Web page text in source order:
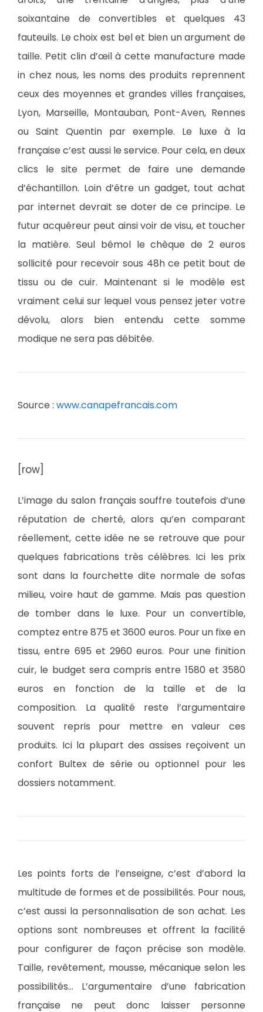
soixantaine de convertibles et quelques 43
fauteuils. Le choix est bel et bien un argument de
taille. Petit clin d’œil à cette manufacture made
in chez nous, les noms des produits reprennent
ceux des moyennes et grandes villes françaises,
Lyon, Marseille, Montauban, Pont-Aven, Rennes
ou Saint Quentin par exemple. Le luxe à la
française c’est aussi le service. Pour cela, en deux
clics le site permet de faire une demande
d’échantillon. Loin d’être un gadget, tout achat
par internet devrait se doter de ce principe. Le
futur acquéreur peut ainsi voir de visu, et toucher
la matière. Seul bémol le chèque de 2 euros
sollicité pour recevoir sous 48h ce petit bout de
tissu ou de cuir. Maintenant si le modèle est
vraiment celui sur lequel vous pensez jeter votre
dévolu, alors bien entendu cette somme
modique ne sera pas débitée.
Source : www.canapefrancais.com
[row]
L’image du salon français souffre toutefois d’une
réputation de cherté, alors qu’en comparant
réellement, cette idée ne se retrouve que pour
quelques fabrications très célèbres. Ici les prix
sont dans la fourchette dite normale de sofas
milieu, voire haut de gamme. Mais pas question
de tomber dans le luxe. Pour un convertible,
comptez entre 875 et 3600 euros. Pour un fixe en
tissu, entre 695 et 2960 euros. Pour une finition
cuir, le budget sera compris entre 1580 et 3580
euros en fonction de la taille et de la
composition. La qualité reste l’argumentaire
souvent repris pour mettre en valeur ces
produits. Ici la plupart des assises reçoivent un
confort Bultex de série ou optionnel pour les
dossiers notamment.
Les points forts de l’enseigne, c’est d’abord la
multitude de formes et de possibilités. Pour nous,
c’est aussi la personnalisation de son achat. Les
options sont nombreuses et offrent la facilité
pour configurer de façon précise son modèle.
Taille, revêtement, mousse, mécanique selon les
possibilités… L’argumentaire d’une fabrication
française ne peut donc laisser personne